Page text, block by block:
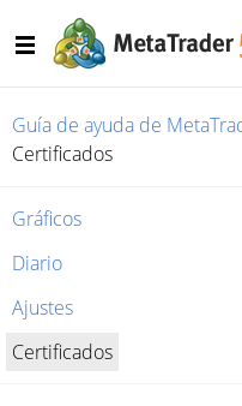
Guía de ayuda de
Certificados
Gráficos
Diario
Ajustes
Certificados